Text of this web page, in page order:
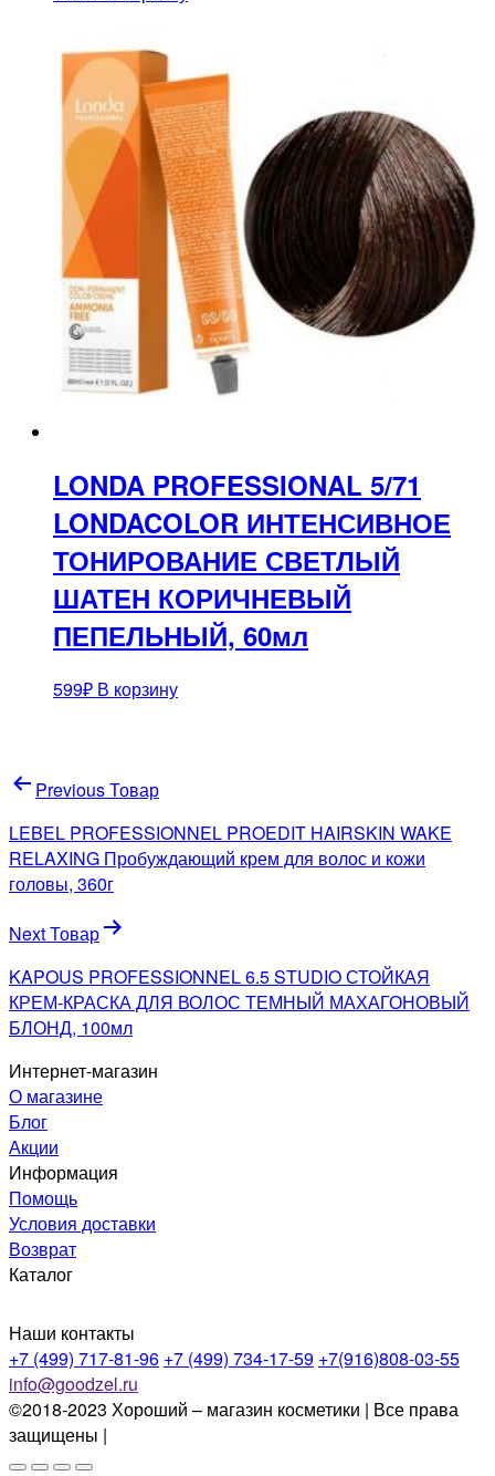
LONDA PROFESSIONAL 5/71
LONDACOLOR ИНТЕНСИВНОЕ
ТОНИРОВАНИЕ СВЕТЛЫЙ
ШАТЕН КОРИЧНЕВЫЙ
ПЕПЕЛЬНЫЙ, 60мл
599₽ В корзину
Навигация
по
записям
Previous Товар
LEBEL PROFESSIONNEL PROEDIT HAIRSKIN WAKE
RELAXING Пробуждающий крем для волос и кожи
головы, 360г
Next Товар
KAPOUS PROFESSIONNEL 6.5 STUDIO СТОЙКАЯ
КРЕМ-КРАСКА ДЛЯ ВОЛОС ТЕМНЫЙ МАХАГОНОВЫЙ
БЛОНД, 100мл
Интернет-магазин
О магазине
Блог
Акции
Информация
Помощь
Условия доставки
Возврат
Каталог
Наши контакты
+7 (499) 717-81-96 +7 (499) 734-17-59 +7(916)808-03-55
info@goodzel.ru
©2018-2023 Хороший – магазин косметики | Все права
защищены |